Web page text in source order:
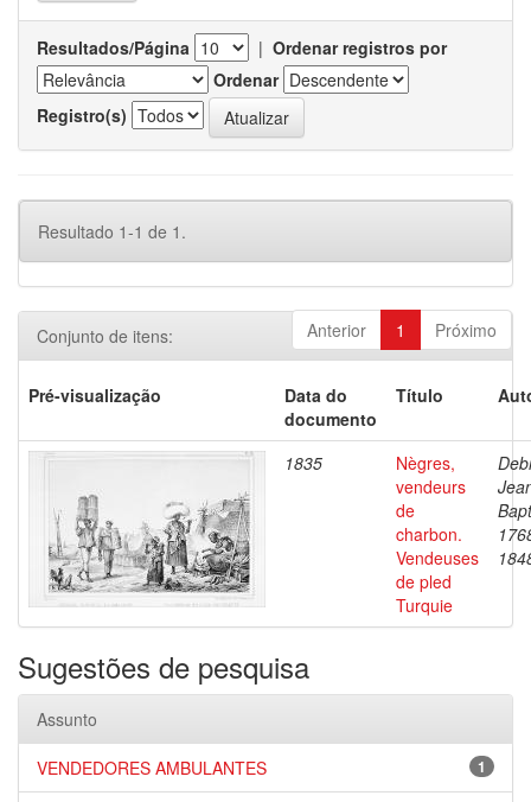
Resultados/Página | Ordenar registros por
Ordenar
Registro(s)
Resultado 1-1 de 1.
Anterior 1 Próximo
Conjunto de itens:
Pré-visualização
Data do
documento
Título
1835
Nègres,
vendeurs
de
charbon.
Vendeuses
de pled
Turquie
Sugestões de pesquisa
Assunto
1
VENDEDORES AMBULANTES